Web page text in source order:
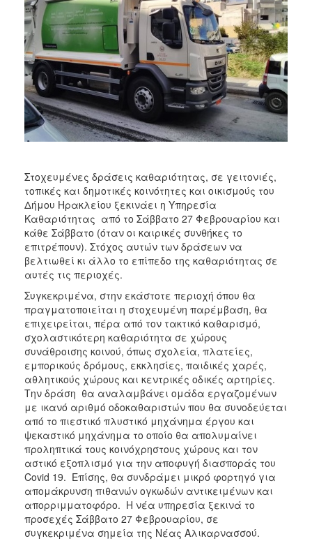
2010
2006
ΤΟΠΟΣ
ΠΟΛΙΤΙΣΜΟΣ
ΑΝΘΕΚΤΙΚΗ
ΠΟΛΗ
Στοχευμένες δράσεις καθαριότητας, σε γειτονιές,
τοπικές και δημοτικές κοινότητες και οικισμούς του
Δήμου Ηρακλείου ξεκινάει η Υπηρεσία
Καθαριότητας από το Σάββατο 27 Φεβρουαρίου και
κάθε Σάββατο (όταν οι καιρικές συνθήκες το
επιτρέπουν). Στόχος αυτών των δράσεων να
βελτιωθεί κι άλλο το επίπεδο της καθαριότητας σε
αυτές τις περιοχές.
Συγκεκριμένα, στην εκάστοτε περιοχή όπου θα
πραγματοποιείται η στοχευμένη παρέμβαση, θα
επιχειρείται, πέρα από τον τακτικό καθαρισμό,
σχολαστικότερη καθαριότητα σε χώρους
συνάθροισης κοινού, όπως σχολεία, πλατείες,
εμπορικούς δρόμους, εκκλησίες, παιδικές χαρές,
αθλητικούς χώρους και κεντρικές οδικές αρτηρίες.
Την δράση θα αναλαμβάνει ομάδα εργαζομένων
με ικανό αριθμό οδοκαθαριστών που θα συνοδεύεται
από το πιεστικό πλυστικό μηχάνημα έργου και
ψεκαστικό μηχάνημα το οποίο θα απολυμαίνει
προληπτικά τους κοινόχρηστους χώρους και τον
αστικό εξοπλισμό για την αποφυγή διασποράς του
Covid 19. Επίσης, θα συνδράμει μικρό φορτηγό για
απομάκρυνση πιθανών ογκωδών αντικειμένων και
απορριμματοφόρο. Η νέα υπηρεσία ξεκινά το
προσεχές Σάββατο 27 Φεβρουαρίου, σε
συγκεκριμένα σημεία της Νέας Αλικαρνασσού.